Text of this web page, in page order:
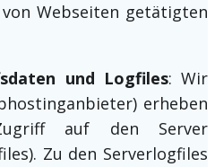
Webseiten getätigten
und Logfiles: Wir
erheben
auf den Server
Zu den Serverlogfiles